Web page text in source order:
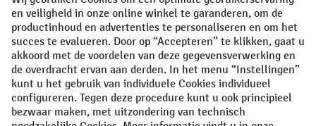
Algemene leveringsvoorwaarden Copyright
Privacyverklaring Privacy Instellingen
All prices excl. VAT plusshipping costs and possible delivery charges,
if not stated otherwise.
¹ De korting is geldig zolang de voorraad strekt. De korting is niet van
toepassing op speciale prijzen. Een combinatie met andere